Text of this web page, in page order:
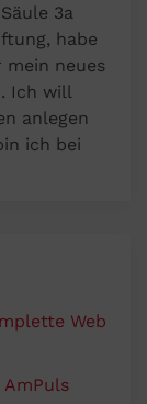
3a
habe
neues
Ich will
anlegen
ich bei
Web